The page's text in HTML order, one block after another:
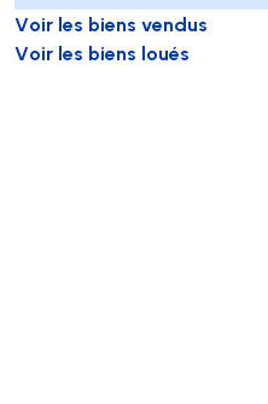
Voir les biens vendus
Voir les biens loués